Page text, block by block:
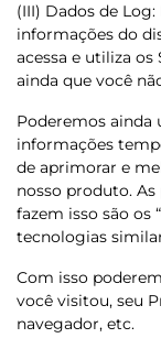
(III) Dados de
informações do
acessa e utiliza os
ainda que você
Poderemos ainda
informações
de aprimorar e
nosso produto.
fazem isso são os
tecnologias
Com isso
você visitou, seu
navegador, etc.